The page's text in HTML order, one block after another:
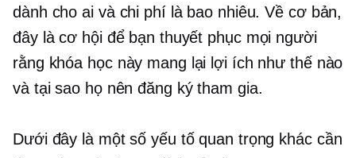
dành cho ai và chi phí là bao nhiêu. Về cơ bản,
đây là cơ hội để bạn thuyết phục mọi người
rằng khóa học này mang lại lợi ích như thế nào
và tại sao họ nên đăng ký tham gia.
Dưới đây là một số yếu tố quan trọng khác cần